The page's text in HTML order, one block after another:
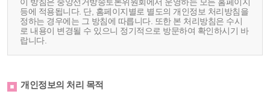
등에 적용됩니다. 단, 홈페이지별로 별도의 개인정보 처리방침을
정하는 경우에는 그 방침에 따릅니다. 또한 본 처리방침은 수시
로 내용이 변경될 수 있으니 정기적으로 방문하여 확인하시기 바
랍니다.
개인정보의 처리 목적